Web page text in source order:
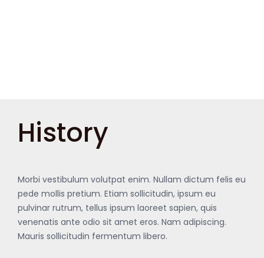
History
Morbi vestibulum volutpat enim. Nullam dictum felis eu
pede mollis pretium. Etiam sollicitudin, ipsum eu
pulvinar rutrum, tellus ipsum laoreet sapien, quis
venenatis ante odio sit amet eros. Nam adipiscing.
Mauris sollicitudin fermentum libero.